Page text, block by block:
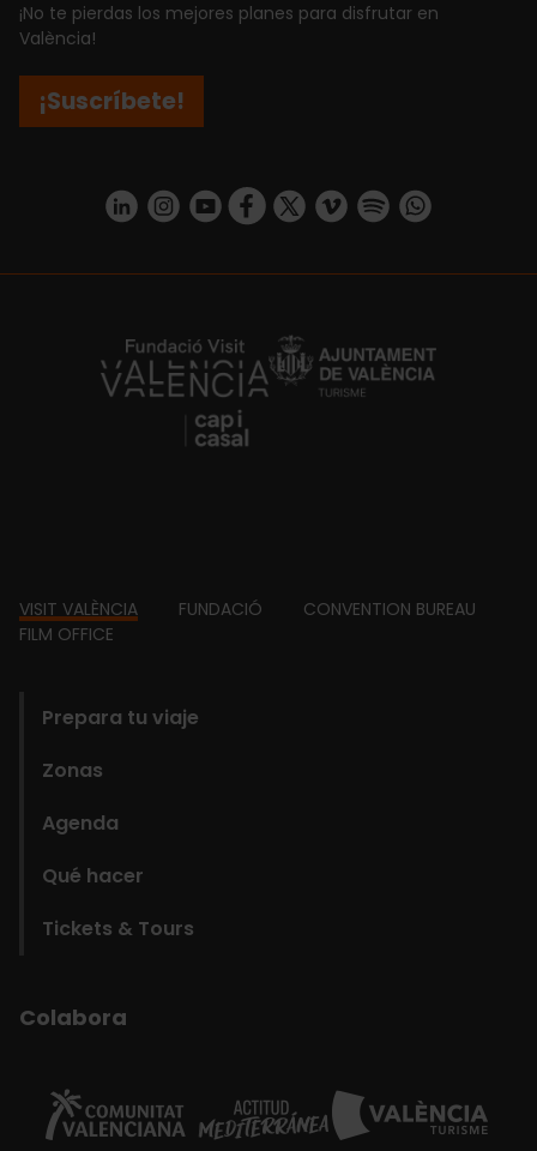
¡No te pierdas los mejores planes para disfrutar en
València!
¡Suscríbete!
https://www.linkedin.com/company/turismo-valencia/mycompany/
https://www.instagram.com/visit_valencia/
https://www.youtube.com/user/
https://www.facebook.com/
https://twitter.com/
https://vimeo.com/
https://https://api.whatsapp.com/
https://fundacion.visitvalencia.com/
Footer
VISIT VALÈNCIA FUNDACIÓ
CONVENTION BUREAU
FILM OFFICE
Prepara tu viaje
Zonas
Agenda
Qué hacer
Tickets & Tours
Colabora